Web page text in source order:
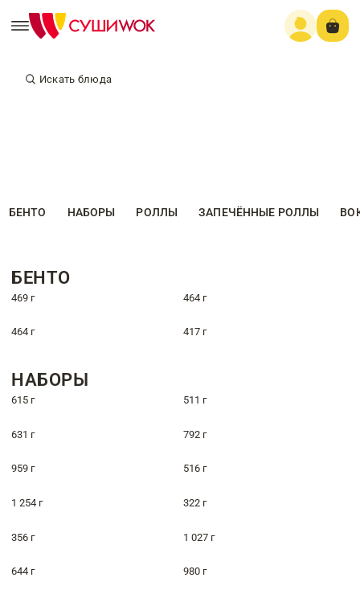
Искать блюда
БЕНТО НАБОРЫ РОЛЛЫ ЗАПЕЧЁННЫЕ РОЛЛЫ
БЕНТО
469 г 464 г
464 г 417 г
НАБОРЫ
615 г 511 г
631 г 792 г
959 г 516 г
1 254 г 322 г
356 г 1 027 г
644 г 980 г